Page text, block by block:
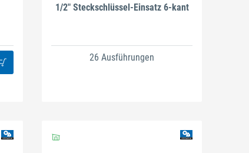
1/2" Steckschlüssel-Einsatz 6-kant
26 Ausführungen